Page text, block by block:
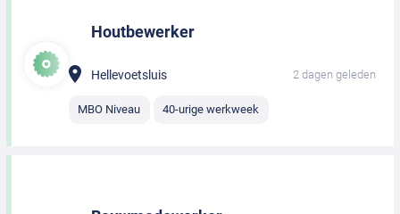
Houtbewerker
Hellevoetsluis 2 dagen geleden
MBO Niveau 40-urige werkweek